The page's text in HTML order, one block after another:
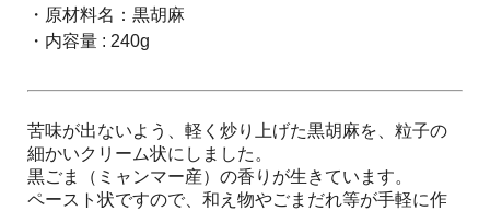
・原材料名：黒胡麻
・内容量 : 240g
苦味が出ないよう、軽く炒り上げた黒胡麻を、粒子の
細かいクリーム状にしました。
黒ごま（ミャンマー産）の香りが生きています。
ペースト状ですので、和え物やごまだれ等が手軽に作